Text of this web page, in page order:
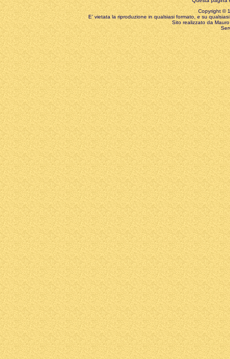
Copyright ©
E' vietata la riproduzione in qualsiasi formato, e su
Sito realizzato da